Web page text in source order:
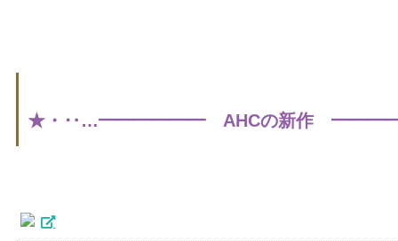
★・‥…━━━━━━ AHCの新作